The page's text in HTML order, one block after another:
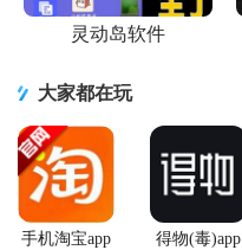
灵动岛软件
大家都在玩
手机淘宝app
得物(毒)app